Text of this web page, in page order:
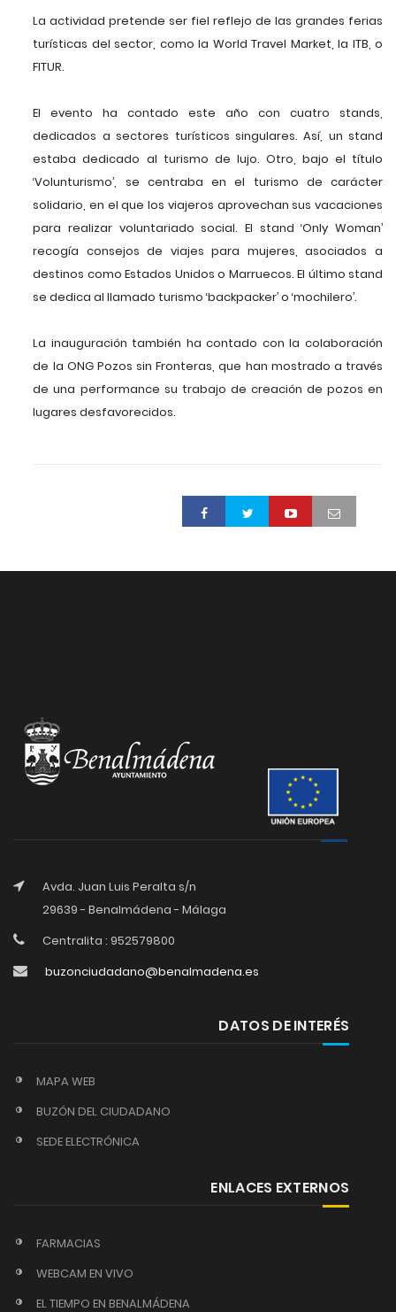
La actividad pretende ser fiel reflejo de las grandes ferias
turísticas del sector, como la World Travel Market, la ITB, o
FITUR.
El evento ha contado este año con cuatro stands,
dedicados a sectores turísticos singulares. Así, un stand
estaba dedicado al turismo de lujo. Otro, bajo el título
‘Volunturismo’, se centraba en el turismo de carácter
solidario, en el que los viajeros aprovechan sus vacaciones
para realizar voluntariado social. El stand ‘Only Woman’
recogía consejos de viajes para mujeres, asociados a
destinos como Estados Unidos o Marruecos. El último stand
se dedica al llamado turismo ‘backpacker’ o ‘mochilero’.
La inauguración también ha contado con la colaboración
de la ONG Pozos sin Fronteras, que han mostrado a través
de una performance su trabajo de creación de pozos en
lugares desfavorecidos.
Avda. Juan Luis Peralta s/n
29639 - Benalmádena - Málaga
Centralita : 952579800
buzonciudadano@benalmadena.es
DATOS DE INTERÉS
MAPA WEB
BUZÓN DEL CIUDADANO
SEDE ELECTRÓNICA
ENLACES EXTERNOS
FARMACIAS
WEBCAM EN VIVO
EL TIEMPO EN BENALMÁDENA